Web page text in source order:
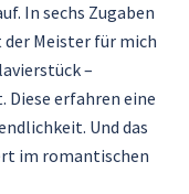
In sechs Zugaben
Meister für mich
–
Diese erfahren eine
Und das
im romantischen